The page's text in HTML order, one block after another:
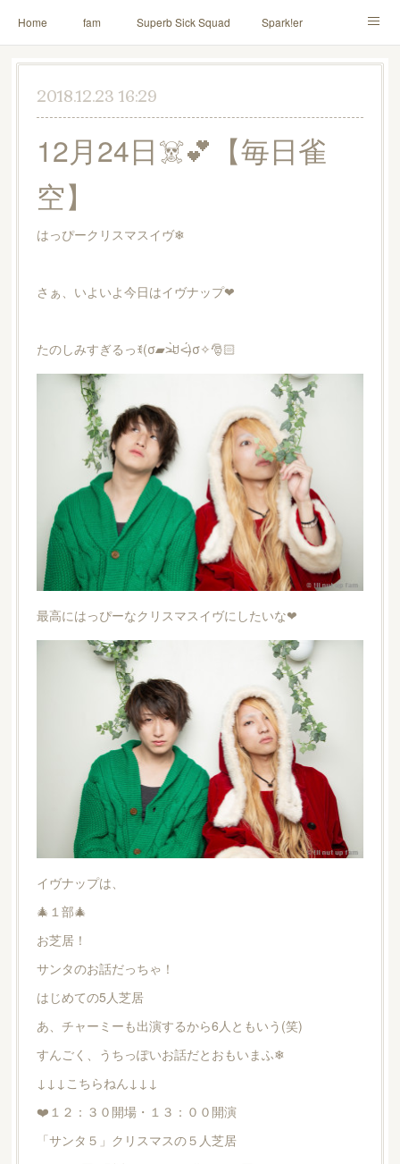
Home fam Superb Sick Squad Spark!er
M!X ♪ll nut up fam contact 「depenDANCE」
PINK THUNDER AILE! シャウト！
イルナップ強化週間
2018.12.23 16:29
12月24日☠️💕【毎日雀
空】
はっぴークリスマスイヴ❄
さぁ、いよいよ今日はイヴナップ❤
たのしみすぎるっꉂ(σ▰˃̶̀ꇴ˂̶́)σ✧🎅🏻
最高にはっぴーなクリスマスイヴにしたいな❤
イヴナップは、
🎄１部🎄
お芝居！
サンタのお話だっちゃ！
はじめての5人芝居
あ、チャーミーも出演するから6人ともいう(笑)
すんごく、うちっぽいお話だとおもいまふ❄
↓↓↓こちらねん↓↓↓
❤️１２：３０開場・１３：００開演
「サンタ５」クリスマスの５人芝居